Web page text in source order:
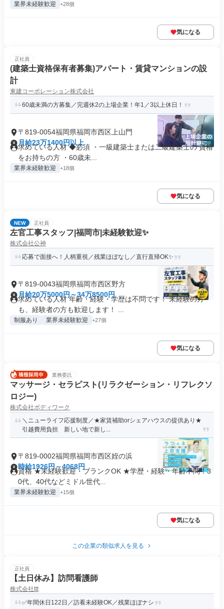
業界未経験歓迎 +28個
気になる
正社員
(建築士資格保有者募集)アパート・賃貸マンションの設
計
東建コーポレーション株式会社
60歳未満の方募集／完週休2の上場企業！年1／3以上休日！
〒819-0054福岡県福岡市西区上山門
月給23万1400円以上
求めている人材 ◆必須 ・一級建築士または二級建築士の 資格
をお持ちの方 ・60歳未...
業界未経験歓迎 +18個
気になる
NEW 正社員
左官工事スタッフ|福岡市|未経験歓迎✨
株式会社公神
応募で面接へ！人柄重視／残業ほぼなし／直行直帰OK✨
〒819-0043福岡県福岡市西区野方
月給20万5000円～34万8500円
求めている人材 年齢・経験・学歴は不問です！ 未経験の方
も、経験者の方も歓迎します！ ...
制服あり 業界未経験歓迎 +27個
気になる
業務委託
マッサージ・セラピスト(リラクゼーション・リフレクソ
ロジー)
株式会社ボディワーク
＼ニューライフ応援制度／★家賃補助orシェアハウスの提供あり★
引越費用負担 新しい地で新し...
〒819-0002福岡県福岡市西区姪の浜
時給1926円～4068円
資格 ★未経験歓迎・ブランクOK ★学歴・経験・年齢不問！3
0代、40代などミドル世代...
業界未経験歓迎 +15個
気になる
この企業の類似求人を見る
正社員
【土日休み】訪問看護師
株式会社ttt
✅年間休日122日／訪看未経験OK／残業ほぼナシ